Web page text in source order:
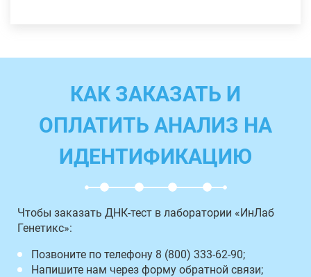
КАК ЗАКАЗАТЬ И
ОПЛАТИТЬ АНАЛИЗ НА
ИДЕНТИФИКАЦИЮ
Чтобы заказать ДНК-тест в лаборатории «ИнЛаб
Генетикс»:
Позвоните по телефону 8 (800) 333-62-90;
Напишите нам через форму обратной связи;